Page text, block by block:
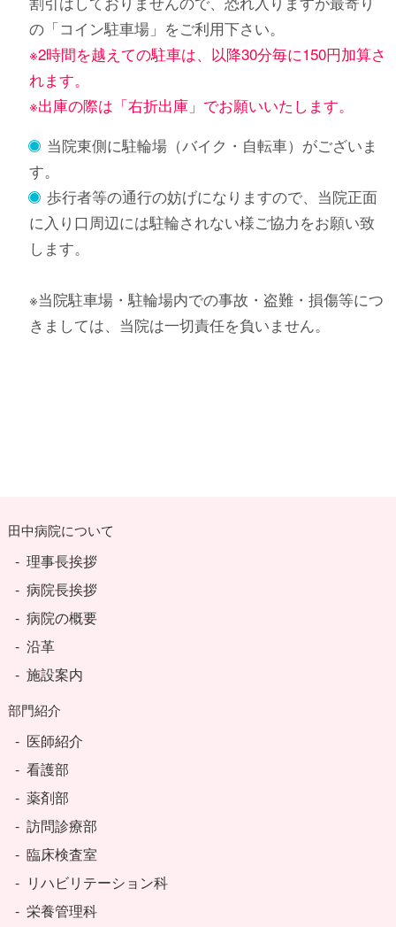
の「コイン駐車場」をご利用下さい。
※2時間を越えての駐車は、以降30分毎に150円加算さ
れます。
※出庫の際は「右折出庫」でお願いいたします。
当院東側に駐輪場（バイク・自転車）がございま
す。
歩行者等の通行の妨げになりますので、当院正面
に入り口周辺には駐輪されない様ご協力をお願い致
します。
※当院駐車場・駐輪場内での事故・盗難・損傷等につ
きましては、当院は一切責任を負いません。
田中病院について
理事長挨拶
病院長挨拶
病院の概要
沿革
施設案内
部門紹介
医師紹介
看護部
薬剤部
訪問診療部
臨床検査室
リハビリテーション科
栄養管理科